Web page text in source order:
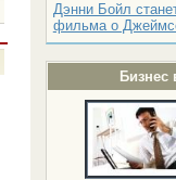
Дэнни Бойл
фильма о
Бизнес